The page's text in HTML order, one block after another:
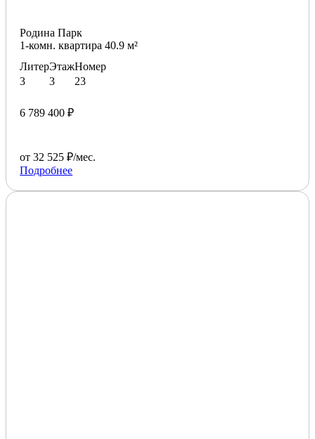
Родина Парк
1-комн. квартира 40.9 м²
Литер
3
Этаж
3
Номер
23
6 789 400 ₽
от 32 525 ₽/мес.
Подробнее